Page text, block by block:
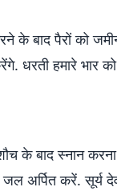
के बाद पैरों को
धरती हमारे भार
के बाद स्नान
अर्पित करें. सूर्य